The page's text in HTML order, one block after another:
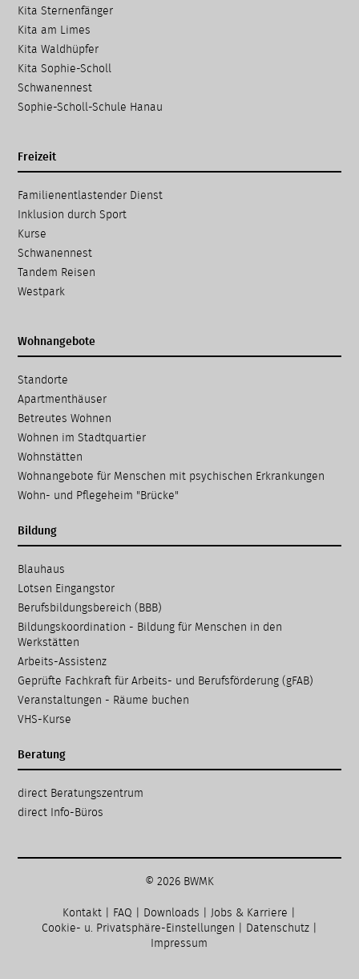
Kita Sternenfänger
Kita am Limes
Kita Waldhüpfer
Kita Sophie-Scholl
Schwanennest
Sophie-Scholl-Schule Hanau
Freizeit
Navigation
überspringen
Familien­entlastender Dienst
Inklusion durch Sport
Kurse
Schwanennest
Tandem Reisen
Westpark
Wohnangebote
Navigation
überspringen
Standorte
Apartmenthäuser
Betreutes Wohnen
Wohnen im Stadtquartier
Wohnstätten
Wohnangebote für Menschen mit psychischen Erkrankungen
Wohn- und Pflegeheim "Brücke"
Bildung
Navigation
überspringen
Blauhaus
Lotsen Eingangstor
Berufsbildungsbereich (BBB)
Bildungskoordination - Bildung für Menschen in den
Werkstätten
Arbeits-Assistenz
Geprüfte Fachkraft für Arbeits- und Berufsförderung (gFAB)
Veranstaltungen - Räume buchen
VHS-Kurse
Beratung
Navigation
überspringen
direct Beratungs­zentrum
direct Info-Büros
© 2026 BWMK
Kontakt FAQ Downloads Jobs & Karriere
Cookie- u. Privatsphäre-Einstellungen
Datenschutz|
Impressum